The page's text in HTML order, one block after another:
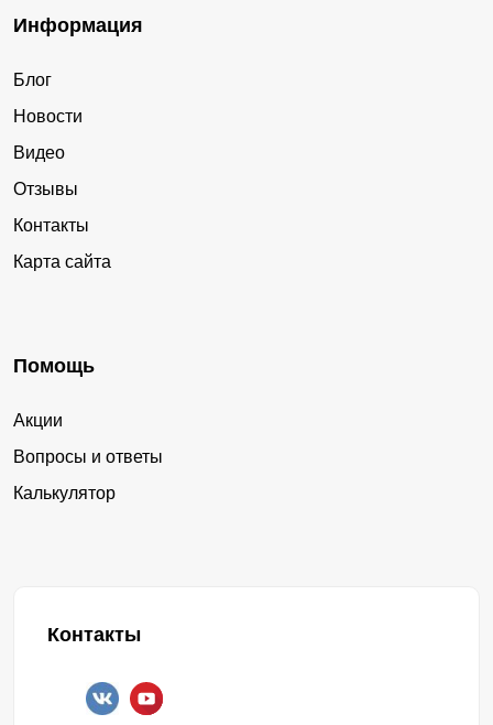
Информация
Блог
Новости
Видео
Отзывы
Контакты
Карта сайта
Помощь
Акции
Вопросы и ответы
Калькулятор
Контакты